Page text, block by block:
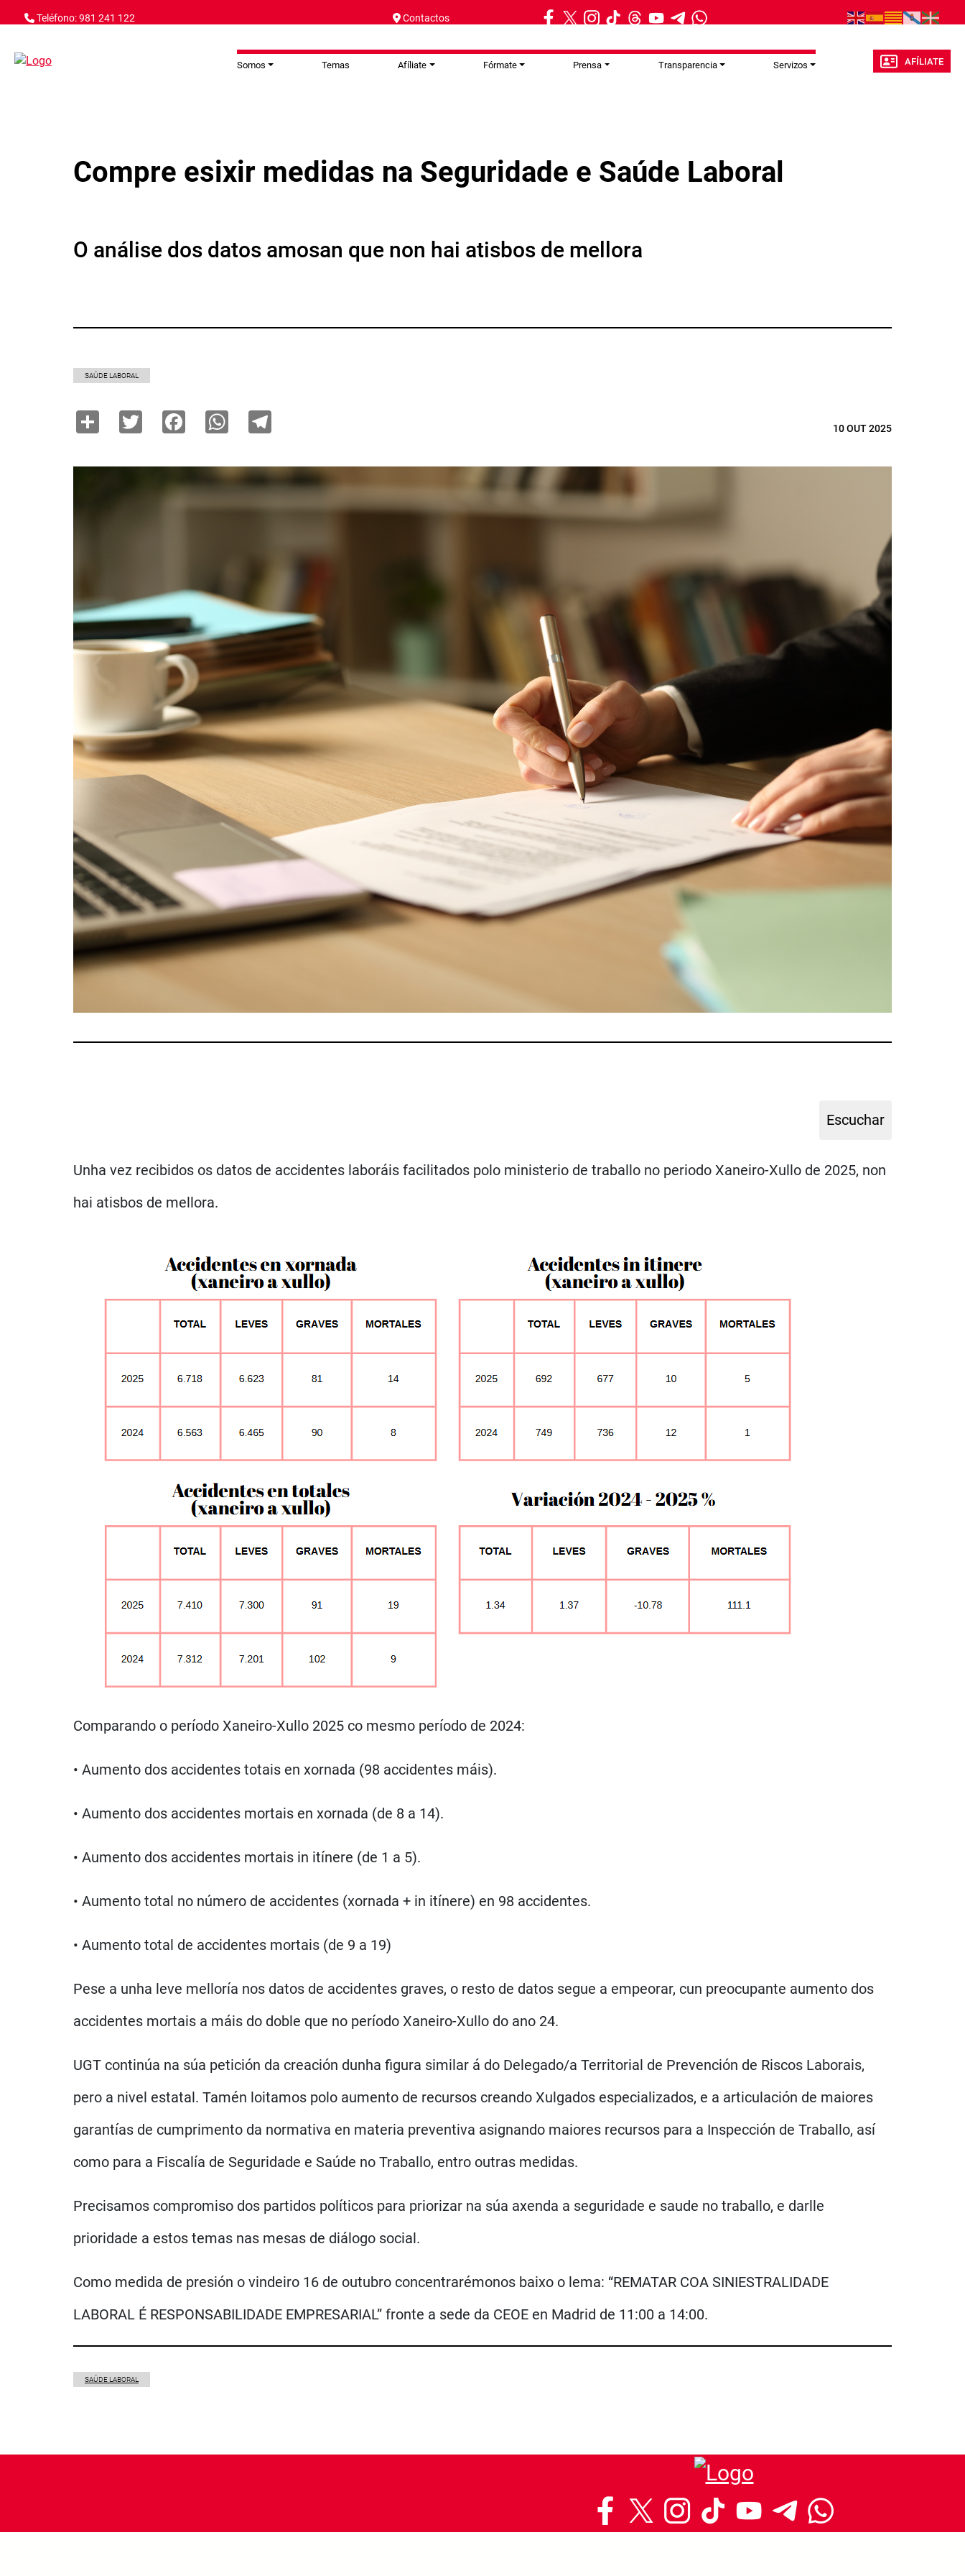
Teléfono: 981 241 122 Contactos
Somos Temas Afíliate Fórmate Prensa Transparencia Servizos AFÍLIATE
Compre esixir medidas na Seguridade e Saúde Laboral
O análise dos datos amosan que non hai atisbos de mellora
SAÚDE LABORAL
Share TwitterFacebookWhatsApp 10 OUT 2025
Unha vez recibidos os datos de accidentes laboráis facilitados polo ministerio de traballo no periodo Xaneiro-Xullo de 2025, non
hai atisbos de mellora.
Comparando o período Xaneiro-Xullo 2025 co mesmo período de 2024:
• Aumento dos accidentes totais en xornada (98 accidentes máis).
• Aumento dos accidentes mortais en xornada (de 8 a 14).
• Aumento dos accidentes mortais in itínere (de 1 a 5).
• Aumento total no número de accidentes (xornada + in itínere) en 98 accidentes.
• Aumento total de accidentes mortais (de 9 a 19)
Pese a unha leve melloría nos datos de accidentes graves, o resto de datos segue a empeorar, cun preocupante aumento dos
accidentes mortais a máis do doble que no período Xaneiro-Xullo do ano 24.
UGT continúa na súa petición da creación dunha figura similar á do Delegado/a Territorial de Prevención de Riscos Laborais,
pero a nivel estatal. Tamén loitamos polo aumento de recursos creando Xulgados especializados, e a articulación de maiores
garantías de cumprimento da normativa en materia preventiva asignando maiores recursos para a Inspección de Traballo, así
como para a Fiscalía de Seguridade e Saúde no Traballo, entro outras medidas.
Precisamos compromiso dos partidos políticos para priorizar na súa axenda a seguridade e saude no traballo, e darlle
prioridade a estos temas nas mesas de diálogo social.
Como medida de presión o vindeiro 16 de outubro concentrarémonos baixo o lema: “REMATAR COA SINIESTRALIDADE
LABORAL É RESPONSABILIDADE EMPRESARIAL” fronte a sede da CEOE en Madrid de 11:00 a 14:00.
SAÚDE LABORAL